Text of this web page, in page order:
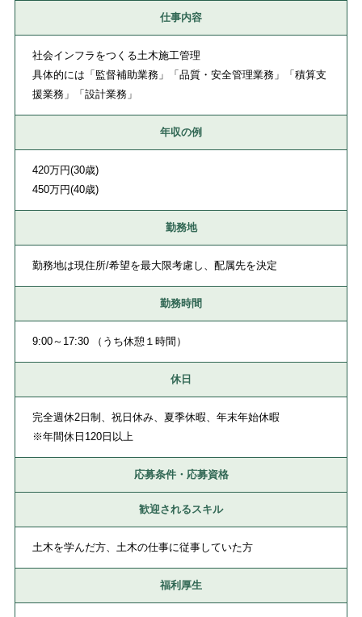
仕事内容
社会インフラをつくる土木施工管理
具体的には「監督補助業務」「品質・安全管理業務」「積算支
援業務」「設計業務」
年収の例
420万円(30歳)
450万円(40歳)
勤務地
勤務地は現住所/希望を最大限考慮し、配属先を決定
勤務時間
9:00～17:30 （うち休憩１時間）
休日
完全週休2日制、祝日休み、夏季休暇、年末年始休暇
※年間休日120日以上
応募条件・応募資格
歓迎されるスキル
土木を学んだ方、土木の仕事に従事していた方
福利厚生